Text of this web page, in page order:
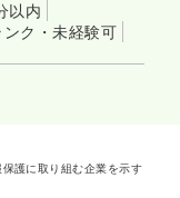
以内
ンク・未経験可
護に取り組む企業を示す